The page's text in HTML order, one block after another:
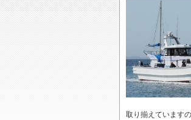
取り揃えています